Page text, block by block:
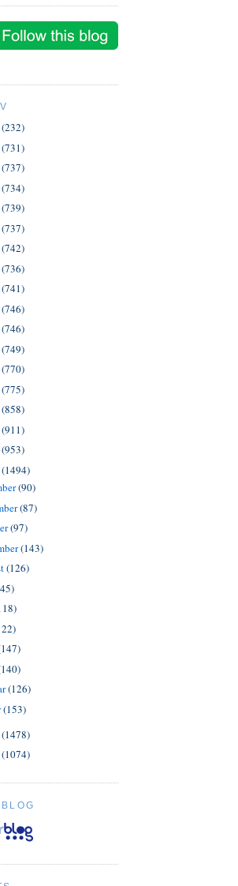
(232)
(731)
(737)
(734)
(739)
(737)
(742)
(736)
(741)
(746)
(746)
(749)
(770)
(775)
(858)
(911)
(953)
(1494)
(90)
(87)
(97)
(143)
(126)
(126)
(153)
(1478)
(1074)